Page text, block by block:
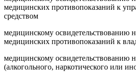
медицинских противопоказаний к
средством
медицинскому освидетельствованию
медицинских противопоказаний к
медицинскому освидетельствованию
(алкогольного, наркотического или